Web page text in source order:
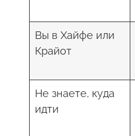
Вы в Хайфе или
Крайот
Не знаете, куда
идти